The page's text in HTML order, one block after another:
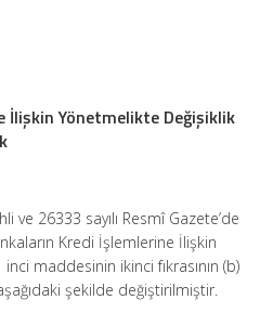
İlişkin Yönetmelikte Değişiklik
ve 26333 sayılı Resmî Gazete’de
Kredi İşlemlerine İlişkin
maddesinin ikinci fıkrasının (b)
şekilde değiştirilmiştir.